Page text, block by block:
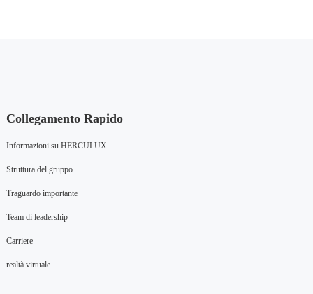
Collegamento Rapido
Informazioni su HERCULUX
Struttura del gruppo
Traguardo importante
Team di leadership
Carriere
realtà virtuale